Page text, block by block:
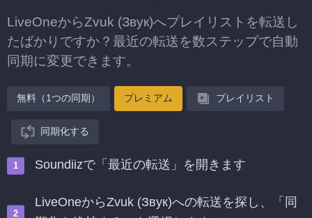
LiveOneからZvuk (Звук)へプレイリストを転送し
たばかりですか？最近の転送を数ステップで自動
同期に変更できます。
無料（1つの同期） プレミアム プレイリスト
同期化する
Soundiizで「最近の転送」を開きます
LiveOneからZvuk (Звук)への転送を探し、「同